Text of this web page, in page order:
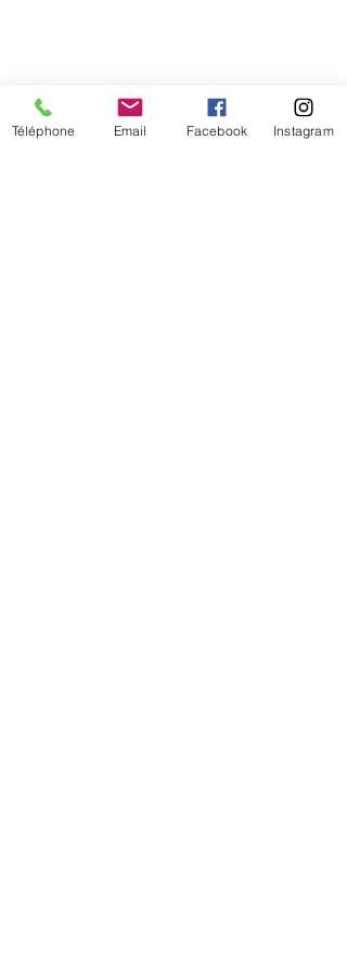
Téléphone Email Facebook Instagram